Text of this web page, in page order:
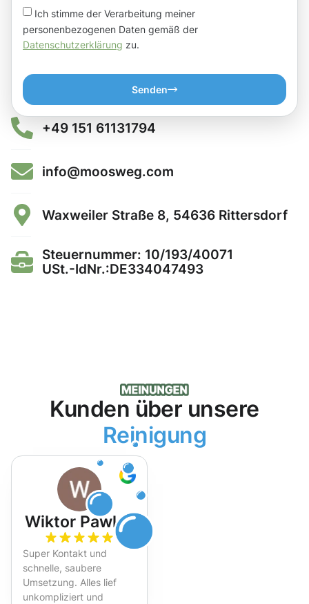
Ich stimme der Verarbeitung meiner
personenbezogenen Daten gemäß der
Datenschutzerklärung zu.
Senden
+49 151 61131794
info@moosweg.com
Waxweiler Straße 8, 54636 Rittersdorf
Steuernummer: 10/193/40071
USt.-IdNr.:DE334047493
Kunden über unsere
Reinigung
Wiktor Pawlak
Super Kontakt und
schnelle, saubere
Umsetzung. Alles lief
unkompliziert und